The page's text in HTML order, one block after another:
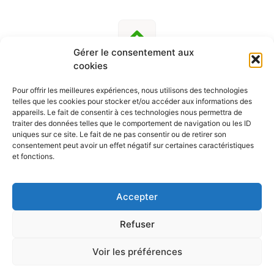
Gérer le consentement aux
cookies
Pour offrir les meilleures expériences, nous utilisons des technologies
telles que les cookies pour stocker et/ou accéder aux informations des
appareils. Le fait de consentir à ces technologies nous permettra de
traiter des données telles que le comportement de navigation ou les ID
uniques sur ce site. Le fait de ne pas consentir ou de retirer son
consentement peut avoir un effet négatif sur certaines caractéristiques
et fonctions.
Accepter
Refuser
Voir les préférences
SUIVEZ-NOUS
Et Vie Privée| Crédits :Codixis